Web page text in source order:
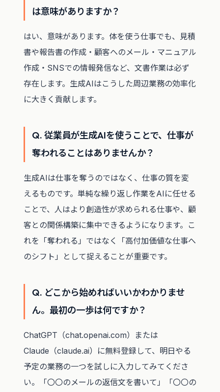
は意味がありますか？
はい、意味があります。体を使う仕事でも、見積
書や報告書の作成・顧客へのメール・マニュアル
作成・SNSでの情報発信など、文書作業は必ず
存在します。生成AIはこうした周辺業務の効率化
に大きく貢献します。
Q. 従業員が生成AIを使うことで、仕事が
奪われることはありませんか？
生成AIは仕事を奪うのではなく、仕事の質を変
えるものです。単純な繰り返し作業をAIに任せる
ことで、人はより創造性が求められる仕事や、顧
客との関係構築に集中できるようになります。こ
れを「奪われる」ではなく「高付加価値な仕事へ
のシフト」として捉えることが重要です。
Q. どこから始めればいいかわかりませ
ん。最初の一歩は何ですか？
ChatGPT（chat.openai.com）または
Claude（claude.ai）に無料登録して、明日やる
予定の業務の一つを試しに入力してみてくださ
い。「〇〇のメールの返信文を書いて」「〇〇の